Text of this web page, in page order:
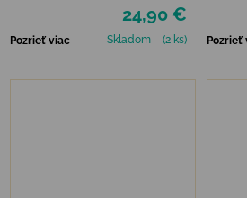
24,90 €
Pozrieť viac Skladom (2 ks) Pozrieť